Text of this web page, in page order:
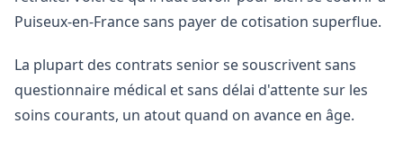
Puiseux-en-France sans payer de cotisation superflue.
La plupart des contrats senior se souscrivent sans
questionnaire médical et sans délai d'attente sur les
soins courants, un atout quand on avance en âge.